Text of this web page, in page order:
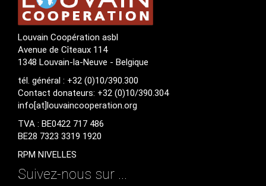
Louvain Coopération asbl
Avenue de Cîteaux 114
1348 Louvain-la-Neuve - Belgique
tél. général : +32 (0)10/390.300
Contact donateurs: +32 (0)10/390.304
info[at]louvaincooperation.org
TVA : BE0422 717 486
BE28 7323 3319 1920
RPM NIVELLES
Suivez-nous sur ...